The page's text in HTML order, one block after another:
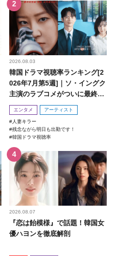
2026.08.03
韓国ドラマ視聴率ランキング[2
026年7月第5週]｜ソ・イングク
主演のラブコメがついに最終
回！
エンタメ アーティスト
人妻キラー
残念ながら明日も出勤です！
韓国ドラマ視聴率
2026.08.07
『恋は飴模様』で話題！韓国女
優ハヨンを徹底解剖